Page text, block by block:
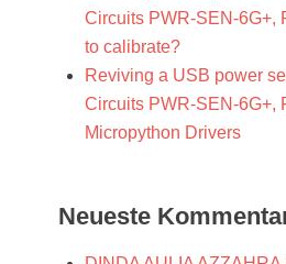
Circuits PWR-SEN-6G+,
to calibrate?
Reviving a USB power
Circuits PWR-SEN-6G+,
Micropython Drivers
Neueste